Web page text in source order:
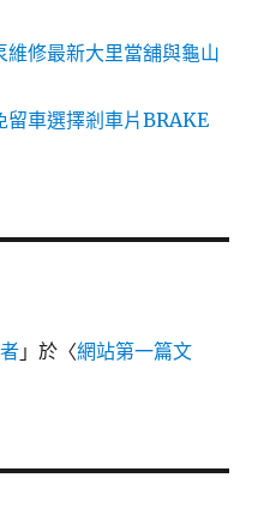
修最新大里當舖與龜山
留車選擇剎車片BRAKE
」於〈網站第一篇文